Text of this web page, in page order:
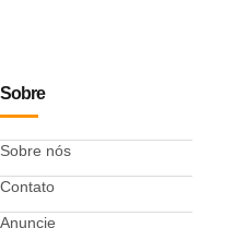
Sobre
Sobre nós
Contato
Anuncie